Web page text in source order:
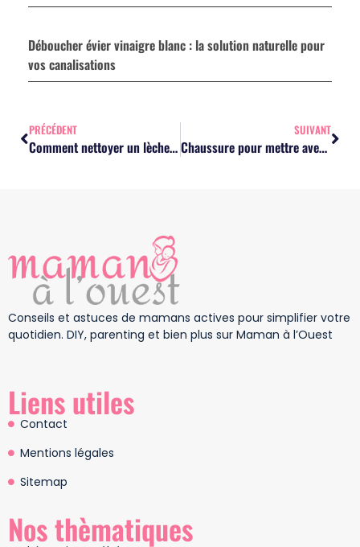
Déboucher évier vinaigre blanc : la solution naturelle pour
vos canalisations
PRÉCÉDENT
Comment nettoyer un lèche frite : la méthode naturelle pour un résultat impeccable
SUIVANT
Chaussure pour mettre avec robe : les 12 idées mode pour chaque occasion
Conseils et astuces de mamans actives pour simplifier votre
quotidien. DIY, parenting et bien plus sur Maman à l’Ouest
Liens utiles
Contact
Mentions légales
Sitemap
Nos thèmatiques